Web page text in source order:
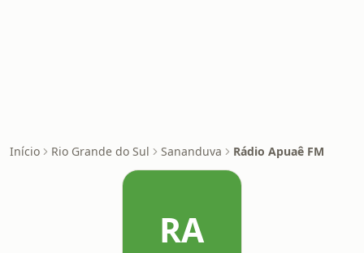
Início Rio Grande do Sul Sananduva Rádio Apuaê FM
RA